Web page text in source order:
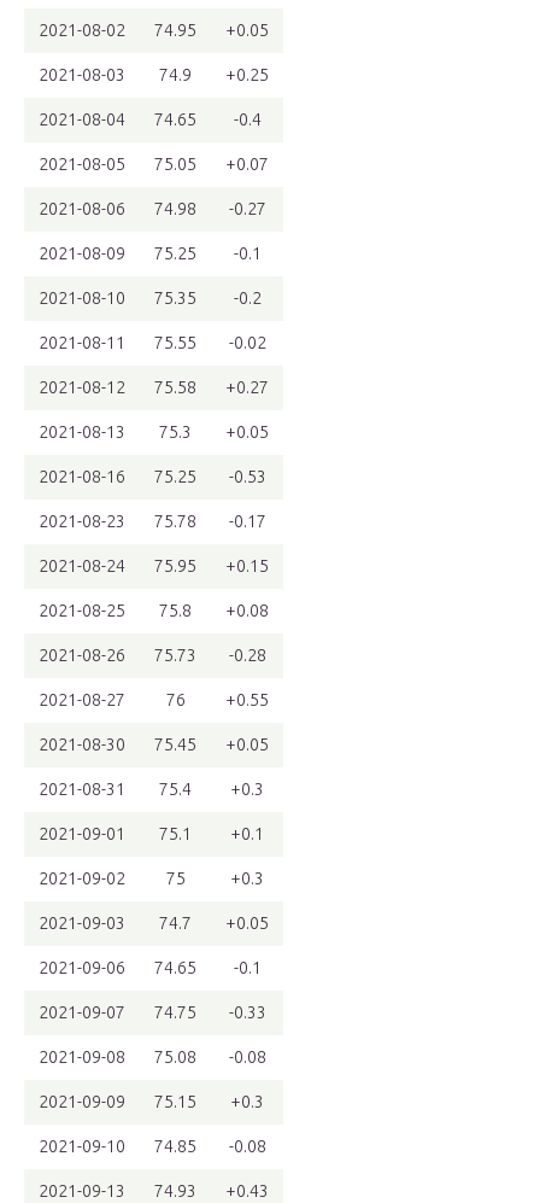
2021-08-02 74.95 +0.05
2021-08-03 74.9 +0.25
2021-08-04 74.65 -0.4
2021-08-05 75.05 +0.07
2021-08-06 74.98 -0.27
2021-08-09 75.25 -0.1
2021-08-10 75.35 -0.2
2021-08-11 75.55 -0.02
2021-08-12 75.58 +0.27
2021-08-13 75.3 +0.05
2021-08-16 75.25 -0.53
2021-08-23 75.78 -0.17
2021-08-24 75.95 +0.15
2021-08-25 75.8 +0.08
2021-08-26 75.73 -0.28
2021-08-27 76 +0.55
2021-08-30 75.45 +0.05
2021-08-31 75.4 +0.3
2021-09-01 75.1 +0.1
2021-09-02 75 +0.3
2021-09-03 74.7 +0.05
2021-09-06 74.65 -0.1
2021-09-07 74.75 -0.33
2021-09-08 75.08 -0.08
2021-09-09 75.15 +0.3
2021-09-10 74.85 -0.08
2021-09-13 74.93 +0.43